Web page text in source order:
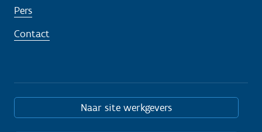
Pers
Contact
Naar site werkgevers